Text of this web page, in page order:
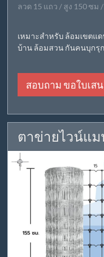
ลวด 15 แถว / สูง 150 ซม
เหมาะสำหรับ ล้อมเขตแ
บ้าน ล้อมสวน กันคนบุกรุก
สอบถาม ขอใบเส
ตาข่ายไวน์แม